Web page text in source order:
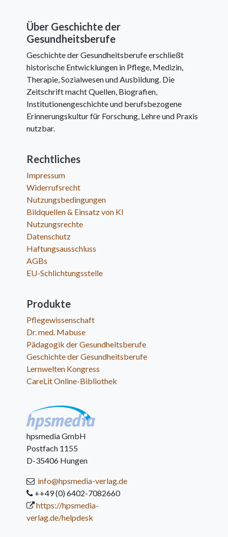
Über Geschichte der
Gesundheitsberufe
Geschichte der Gesundheitsberufe erschließt
historische Entwicklungen in Pflege, Medizin,
Therapie, Sozialwesen und Ausbildung. Die
Zeitschrift macht Quellen, Biografien,
Institutionengeschichte und berufsbezogene
Erinnerungskultur für Forschung, Lehre und Praxis
nutzbar.
Rechtliches
Impressum
Widerrufsrecht
Nutzungsbedingungen
Bildquellen & Einsatz von KI
Nutzungsrechte
Datenschutz
Haftungsausschluss
AGBs
EU-Schlichtungsstelle
Produkte
Pflegewissenschaft
Dr. med. Mabuse
Pädagogik der Gesundheitsberufe
Geschichte der Gesundheitsberufe
Lernwelten Kongress
CareLit Online-Bibliothek
hpsmedia GmbH
Postfach 1155
D-35406 Hungen
info@hpsmedia-verlag.de
++49 (0) 6402-7082660
https://hpsmedia-
verlag.de/helpdesk